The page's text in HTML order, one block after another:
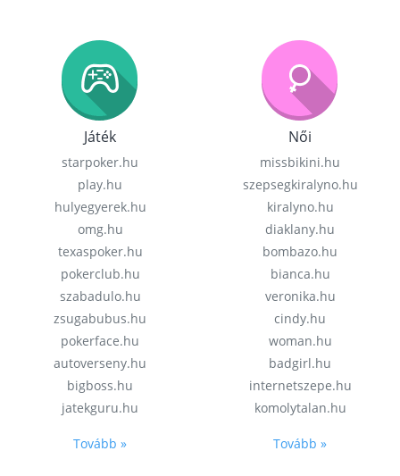
Játék
starpoker.hu
play.hu
hulyegyerek.hu
omg.hu
texaspoker.hu
pokerclub.hu
szabadulo.hu
zsugabubus.hu
pokerface.hu
autoverseny.hu
bigboss.hu
jatekguru.hu
Tovább »
Női
missbikini.hu
szepsegkiralyno.hu
kiralyno.hu
diaklany.hu
bombazo.hu
bianca.hu
veronika.hu
cindy.hu
woman.hu
badgirl.hu
internetszepe.hu
komolytalan.hu
Tovább »